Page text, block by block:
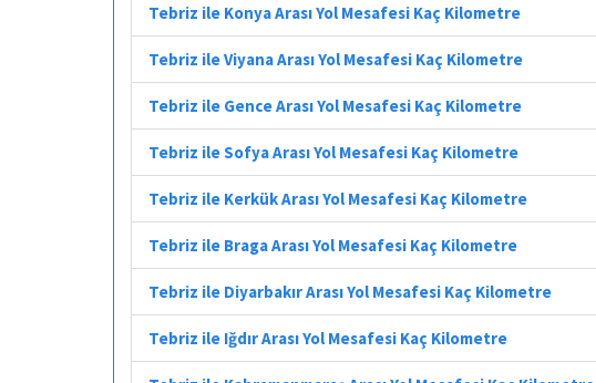
Tebriz ile Konya Arası Yol Mesafesi Kaç Kilometre
Tebriz ile Viyana Arası Yol Mesafesi Kaç Kilometre
Tebriz ile Gence Arası Yol Mesafesi Kaç Kilometre
Tebriz ile Sofya Arası Yol Mesafesi Kaç Kilometre
Tebriz ile Kerkük Arası Yol Mesafesi Kaç Kilometre
Tebriz ile Braga Arası Yol Mesafesi Kaç Kilometre
Tebriz ile Diyarbakır Arası Yol Mesafesi Kaç Kilometre
Tebriz ile Iğdır Arası Yol Mesafesi Kaç Kilometre